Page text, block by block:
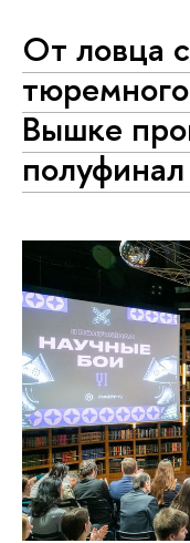
От ловца
Вышке